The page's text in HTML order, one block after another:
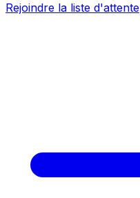
Rejoindre la liste d'attente